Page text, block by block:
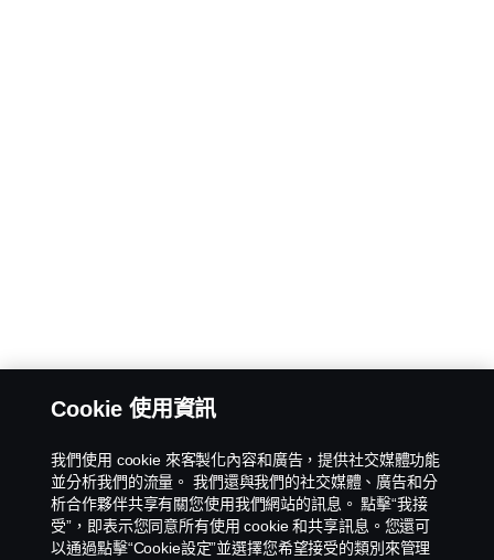
Cookie 使用資訊
我們使用 cookie 來客製化內容和廣告，提供社交媒體功能
並分析我們的流量。 我們還與我們的社交媒體、廣告和分
析合作夥伴共享有關您使用我們網站的訊息。 點擊“我接
受”，即表示您同意所有使用 cookie 和共享訊息。您還可
以通過點擊“Cookie設定”並選擇您希望接受的類別來管理